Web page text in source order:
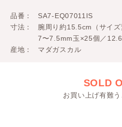
品番
SA7-EQ07011IS
寸法
腕周り約15.5cm（サイズ
7〜7.5mm玉×25個／
産地
マダガスカル
SOLD
お買い上げ有難